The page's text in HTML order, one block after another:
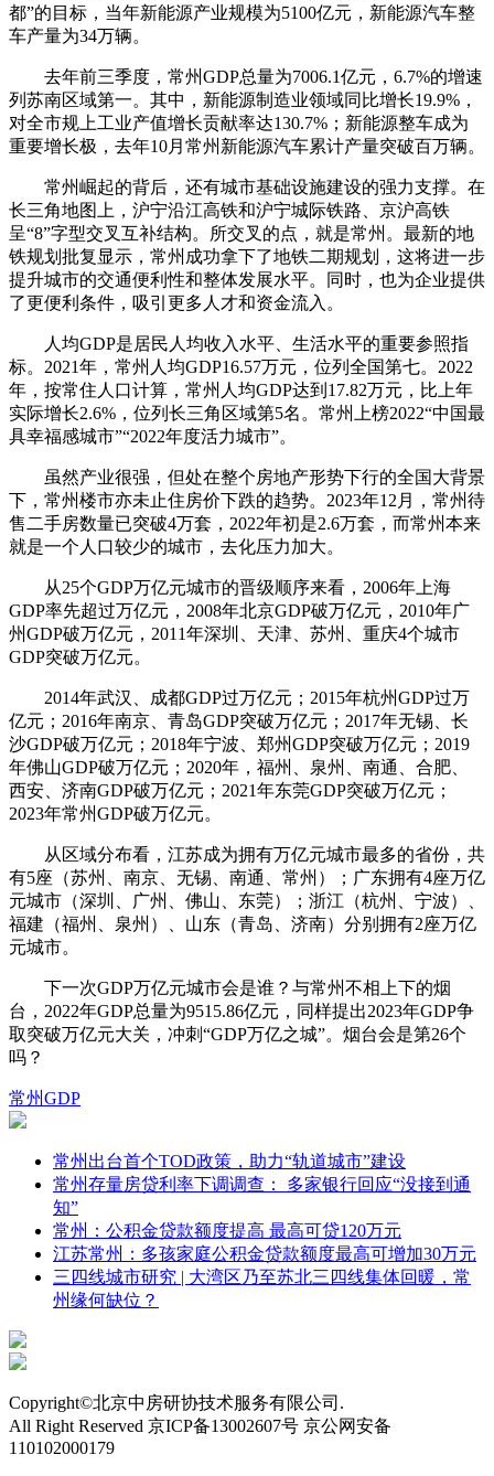
都”的目标，当年新能源产业规模为5100亿元，新能源汽车整
车产量为34万辆。
去年前三季度，常州GDP总量为7006.1亿元，6.7%的增速
列苏南区域第一。其中，新能源制造业领域同比增长19.9%，
对全市规上工业产值增长贡献率达130.7%；新能源整车成为
重要增长极，去年10月常州新能源汽车累计产量突破百万辆。
常州崛起的背后，还有城市基础设施建设的强力支撑。在
长三角地图上，沪宁沿江高铁和沪宁城际铁路、京沪高铁
呈“8”字型交叉互补结构。所交叉的点，就是常州。最新的地
铁规划批复显示，常州成功拿下了地铁二期规划，这将进一步
提升城市的交通便利性和整体发展水平。同时，也为企业提供
了更便利条件，吸引更多人才和资金流入。
人均GDP是居民人均收入水平、生活水平的重要参照指
标。2021年，常州人均GDP16.57万元，位列全国第七。2022
年，按常住人口计算，常州人均GDP达到17.82万元，比上年
实际增长2.6%，位列长三角区域第5名。常州上榜2022“中国最
具幸福感城市”“2022年度活力城市”。
虽然产业很强，但处在整个房地产形势下行的全国大背景
下，常州楼市亦未止住房价下跌的趋势。2023年12月，常州待
售二手房数量已突破4万套，2022年初是2.6万套，而常州本来
就是一个人口较少的城市，去化压力加大。
从25个GDP万亿元城市的晋级顺序来看，2006年上海
GDP率先超过万亿元，2008年北京GDP破万亿元，2010年广
州GDP破万亿元，2011年深圳、天津、苏州、重庆4个城市
GDP突破万亿元。
2014年武汉、成都GDP过万亿元；2015年杭州GDP过万
亿元；2016年南京、青岛GDP突破万亿元；2017年无锡、长
沙GDP破万亿元；2018年宁波、郑州GDP突破万亿元；2019
年佛山GDP破万亿元；2020年，福州、泉州、南通、合肥、
西安、济南GDP破万亿元；2021年东莞GDP突破万亿元；
2023年常州GDP破万亿元。
从区域分布看，江苏成为拥有万亿元城市最多的省份，共
有5座（苏州、南京、无锡、南通、常州）；广东拥有4座万亿
元城市（深圳、广州、佛山、东莞）；浙江（杭州、宁波）、
福建（福州、泉州）、山东（青岛、济南）分别拥有2座万亿
元城市。
下一次GDP万亿元城市会是谁？与常州不相上下的烟
台，2022年GDP总量为9515.86亿元，同样提出2023年GDP争
取突破万亿元大关，冲刺“GDP万亿之城”。烟台会是第26个
吗？
常州GDP
常州出台首个TOD政策，助力“轨道城市”建设
常州存量房贷利率下调调查： 多家银行回应“没接到通
知”
常州：公积金贷款额度提高 最高可贷120万元
江苏常州：多孩家庭公积金贷款额度最高可增加30万元
三四线城市研究 | 大湾区乃至苏北三四线集体回暖，常
州缘何缺位？
Copyright©北京中房研协技术服务有限公司.
All Right Reserved 京ICP备13002607号 京公网安备
110102000179